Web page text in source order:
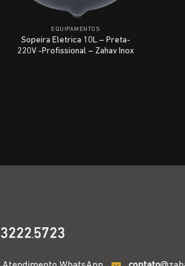
EQUIPAMENTOS
Sopeira Eletrica 10L – Preta-
220V -Profissional – Zahav Inox
3222.5723